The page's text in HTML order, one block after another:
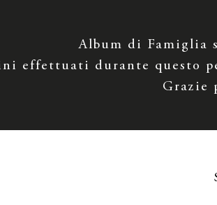
Album di Famiglia
effettuati durante questo
Grazie